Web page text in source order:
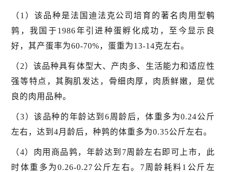
（1）该品种是法国迪法克公司培育的著名肉用型鹌
鹑，我国于1986年引进种蛋孵化成功，至今显示良
好，其产蛋率为60-70%，蛋重为13-14克左右。
（2）该品种具有体型大、产肉多、生活能力和适应性
强等特点，其胸肌发达，骨细肉厚，肉质鲜嫩，是优
良的肉用品种。
（3）该品种的年龄达到6周龄后，体重多为0.24公斤
左右，达到4月龄后，种鹑的体重多为0.35公斤左右。
（4）肉用商品鹑，年龄达到7周龄左右即可上市，此
时体重多为0.26-0.27公斤左右。7周龄耗料1公斤左